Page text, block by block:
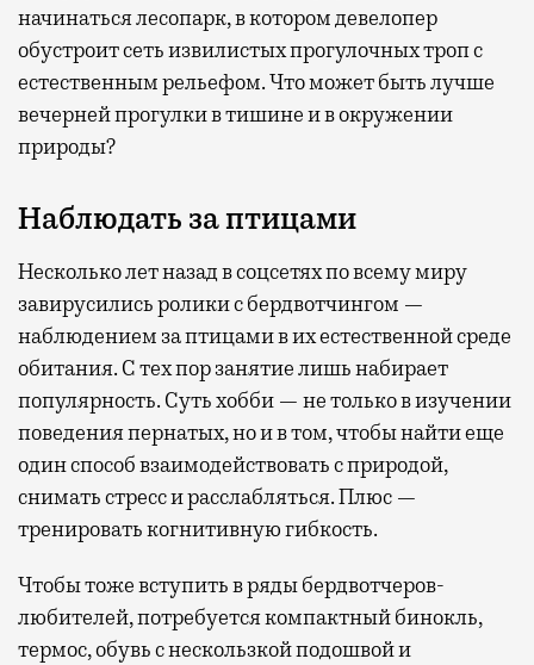
начинаться лесопарк, в котором девелопер
обустроит сеть извилистых прогулочных троп с
естественным рельефом. Что может быть лучше
вечерней прогулки в тишине и в окружении
природы?
Наблюдать за птицами
Несколько лет назад в соцсетях по всему миру
завирусились ролики с бердвотчингом —
наблюдением за птицами в их естественной среде
обитания. С тех пор занятие лишь набирает
популярность. Суть хобби — не только в изучении
поведения пернатых, но и в том, чтобы найти еще
один способ взаимодействовать с природой,
снимать стресс и расслабляться. Плюс —
тренировать когнитивную гибкость.
Чтобы тоже вступить в ряды бердвотчеров-
любителей, потребуется компактный бинокль,
термос, обувь с нескользкой подошвой и